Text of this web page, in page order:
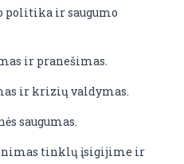
politika ir saugumo
ir pranešimas.
ir krizių valdymas.
saugumas.
tinklų įsigijime ir